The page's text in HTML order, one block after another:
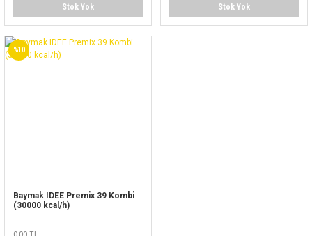
Stok Yok Stok Yok
%10
Baymak IDEE Premix 39 Kombi
(30000 kcal/h)